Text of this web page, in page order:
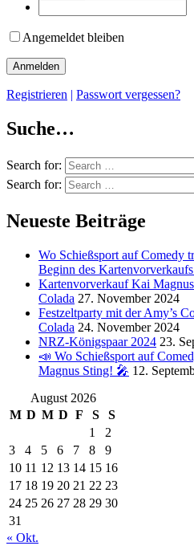
Angemeldet bleiben
Registrieren | Passwort vergessen?
Suche…
Search for:
Search for:
Neueste Beiträge
Wo Schießsport auf
Beginn des
Kartenvorverkauf Kai
Colada 27. November 2024
Festzeltparty mit der Amy’s
Colada 24. November 2024
NRZ-Königspaar 2024 23.
📣 Wo Schießsport auf
Magnus Sting! 🎤 12.
August 2026
M D M D F S
S
1
2
3
4 5 6 7 8
9
10 11 12 13 14 15 16
17 18 19 20 21 22 23
24 25 26 27 28 29 30
31
« Okt.